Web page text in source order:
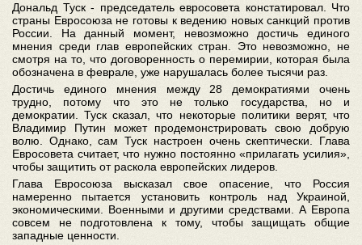
Дональд Туск - председатель евросовета констатировал. Что
страны Евросоюза не готовы к ведению новых санкций против
России. На данный момент, невозможно достичь единого
мнения среди глав европейских стран. Это невозможно, не
смотря на то, что договоренность о перемирии, которая была
обозначена в феврале, уже нарушалась более тысячи раз.
Достичь единого мнения между 28 демократиями очень
трудно, потому что это не только государства, но и
демократии. Туск сказал, что некоторые политики верят, что
Владимир Путин может продемонстрировать свою добрую
волю. Однако, сам Туск настроен очень скептически. Глава
Евросовета считает, что нужно постоянно «прилагать усилия»,
чтобы защитить от раскола европейских лидеров.
Глава Евросоюза высказал свое опасение, что Россия
намеренно пытается установить контроль над Украиной,
экономическими. Военными и другими средствами. А Европа
совсем не подготовлена к тому, чтобы защищать общие
западные ценности.